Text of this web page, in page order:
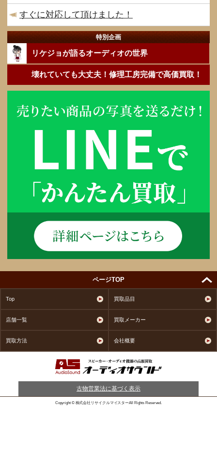
すぐに対応して頂けました！
特別企画
リケジョが語るオーディオの世界
壊れていても大丈夫！修理工房完備で高価買取！
ページTOP
Top 買取品目
店舗一覧 買取メーカー
買取方法 会社概要
古物営業法に基づく表示
Copyright © 株式会社リサイクルマイスターAll Rights Reserved.